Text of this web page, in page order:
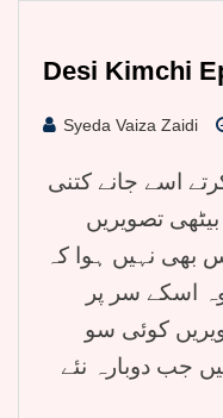
Desi Kimchi
Syeda Vaiza Zaidi
کرتے اسے جانے کتنی
تصویریں
نہیں ہوا کہ
اسکے سر پر
کوئی سو
جب دوبارہ نئے